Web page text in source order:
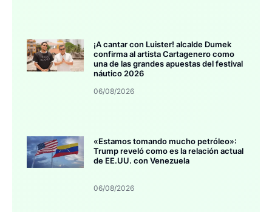
¡A cantar con Luister! alcalde Dumek
confirma al artista Cartagenero como
una de las grandes apuestas del festival
náutico 2026
06/08/2026
«Estamos tomando mucho petróleo»:
Trump reveló como es la relación actual
de EE.UU. con Venezuela
06/08/2026